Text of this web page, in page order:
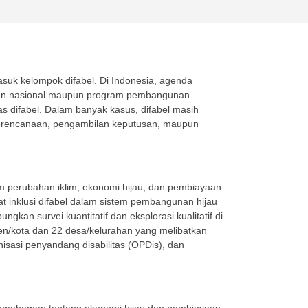
kelompok difabel. Di Indonesia, agenda
nasional maupun program pembangunan
difabel. Dalam banyak kasus, difabel masih
pengambilan keputusan, maupun
perubahan iklim, ekonomi hijau, dan pembiayaan
inklusi difabel dalam sistem pembangunan hijau
survei kuantitatif dan eksplorasi kualitatif di
kota dan 22 desa/kelurahan yang melibatkan
penyandang disabilitas (OPDis), dan